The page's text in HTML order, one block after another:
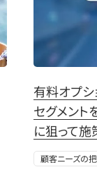
有料オプ
セグメント
に狙って施
顧客ニーズの